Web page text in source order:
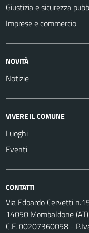
Giustizia e sicurezza
Imprese e commercio
NOVITÀ
Notizie
VIVERE IL COMUNE
Luoghi
Eventi
CONTATTI
Via Edoardo Cervetti
14050 Mombaldone (AT)
C.F. 00207360058 -